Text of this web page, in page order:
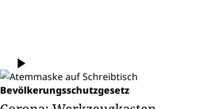
Bevölkerungsschutzgesetz